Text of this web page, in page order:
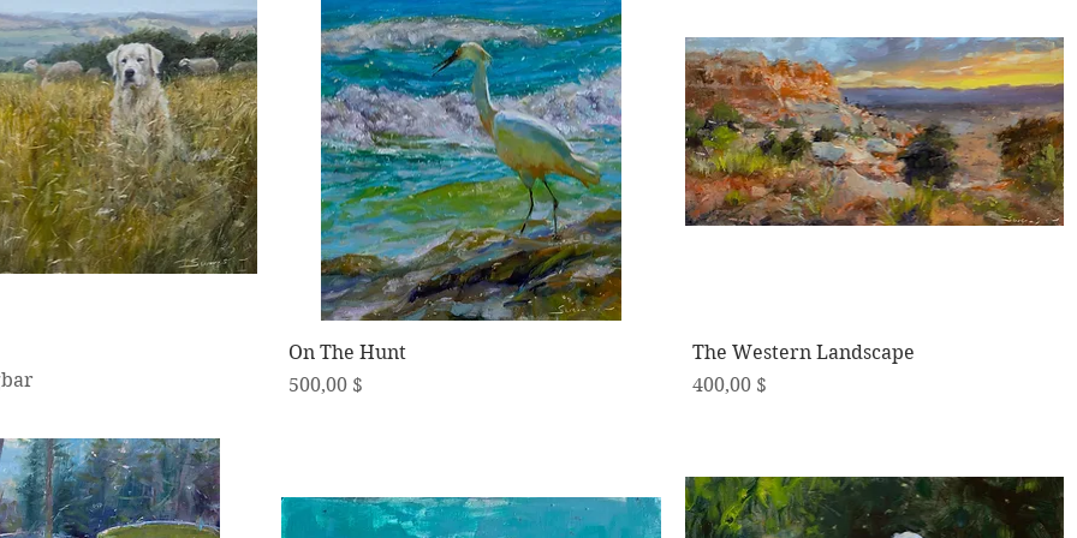
On The Hunt
Preis
500,00 $
Schnellansicht
The Western Landscape
Preis
400,00 $